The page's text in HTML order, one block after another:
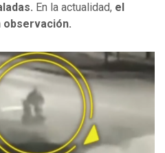
En la actualidad, el
observación.